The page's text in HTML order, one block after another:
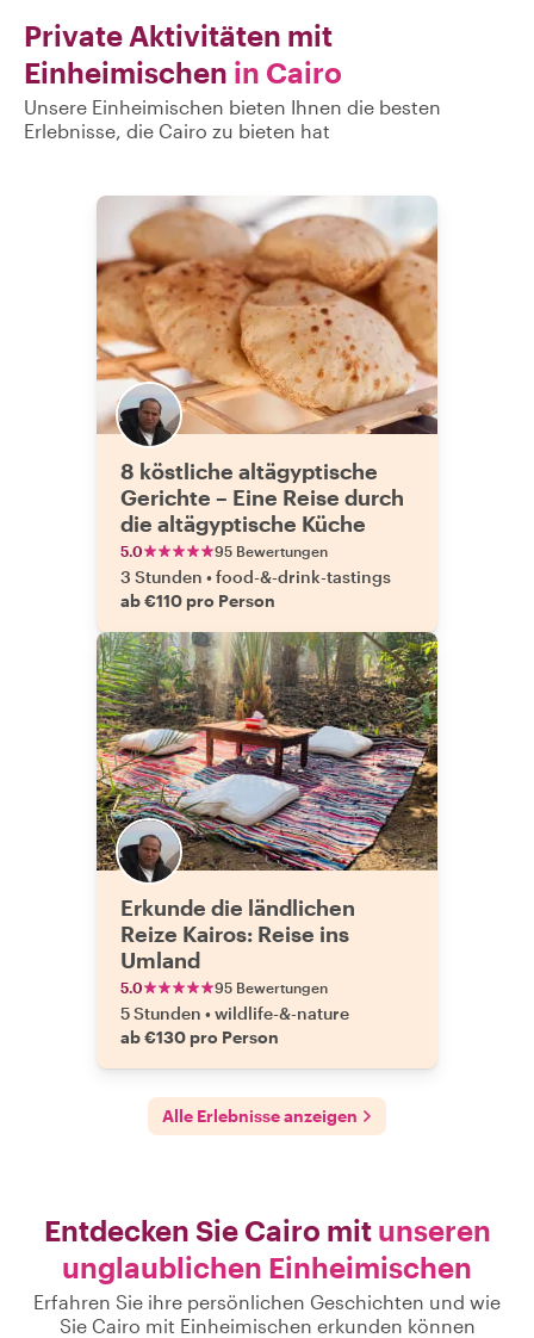
Private Aktivitäten mit
Einheimischen in Cairo
Unsere Einheimischen bieten Ihnen die besten
Erlebnisse, die Cairo zu bieten hat
8 köstliche altägyptische
Gerichte – Eine Reise durch
die altägyptische Küche
5.0 95 Bewertungen
3 Stunden •food-&-drink-tastings
ab €110 pro Person
Erkunde die ländlichen
Reize Kairos: Reise ins
Umland
5.0 95 Bewertungen
5 Stunden •wildlife-&-nature
ab €130 pro Person
Alle Erlebnisse anzeigen
Entdecken Sie Cairo mit unseren
unglaublichen Einheimischen
Erfahren Sie ihre persönlichen Geschichten und wie
Sie Cairo mit Einheimischen erkunden können